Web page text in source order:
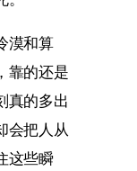
漠和算
靠的还是
真的多出
会把人从
这些瞬